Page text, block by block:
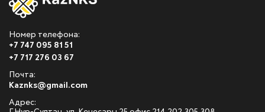
Номер телефона:
+7 747 095 81 51
+7 717 276 03 67
Почта:
Kaznks@gmail.com
Адрес: